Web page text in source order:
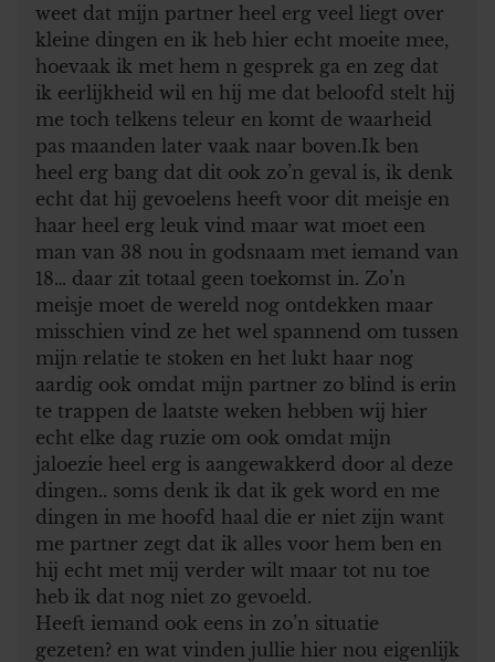
weet dat mijn partner heel erg veel liegt over
kleine dingen en ik heb hier echt moeite mee,
hoevaak ik met hem n gesprek ga en zeg dat
ik eerlijkheid wil en hij me dat beloofd stelt hij
me toch telkens teleur en komt de waarheid
pas maanden later vaak naar boven.Ik ben
heel erg bang dat dit ook zo’n geval is, ik denk
echt dat hij gevoelens heeft voor dit meisje en
haar heel erg leuk vind maar wat moet een
man van 38 nou in godsnaam met iemand van
18… daar zit totaal geen toekomst in. Zo’n
meisje moet de wereld nog ontdekken maar
misschien vind ze het wel spannend om tussen
mijn relatie te stoken en het lukt haar nog
aardig ook omdat mijn partner zo blind is erin
te trappen de laatste weken hebben wij hier
echt elke dag ruzie om ook omdat mijn
jaloezie heel erg is aangewakkerd door al deze
dingen.. soms denk ik dat ik gek word en me
dingen in me hoofd haal die er niet zijn want
me partner zegt dat ik alles voor hem ben en
hij echt met mij verder wilt maar tot nu toe
heb ik dat nog niet zo gevoeld.
Heeft iemand ook eens in zo’n situatie
gezeten? en wat vinden jullie hier nou eigenlijk